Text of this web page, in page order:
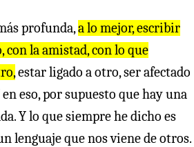
profunda,a lo mejor, escribir
con la amistad, con lo que
estar ligado a otro, ser afectado
eso, por supuesto que hay una
Y lo que siempre he dicho es
lenguaje que nos viene de otros.